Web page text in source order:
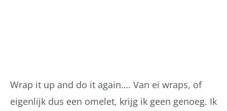
Wrap it up and do it again…. Van ei wraps, of
eigenlijk dus een omelet, krijg ik geen genoeg. Ik